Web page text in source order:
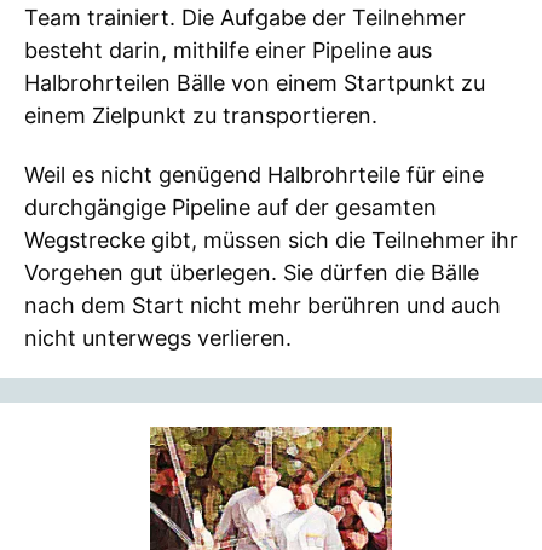
Team trainiert. Die Aufgabe der Teilnehmer
besteht darin, mithilfe einer Pipeline aus
Halbrohrteilen Bälle von einem Startpunkt zu
einem Zielpunkt zu transportieren.
Weil es nicht genügend Halbrohrteile für eine
durchgängige Pipeline auf der gesamten
Wegstrecke gibt, müssen sich die Teilnehmer ihr
Vorgehen gut überlegen. Sie dürfen die Bälle
nach dem Start nicht mehr berühren und auch
nicht unterwegs verlieren.